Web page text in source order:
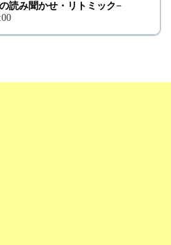
読み聞かせ・リトミック−